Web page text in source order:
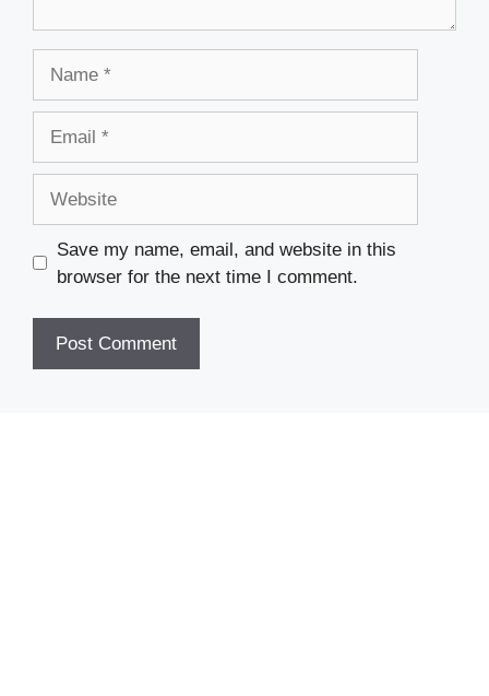
Save my name, email, and website in this
browser for the next time I comment.